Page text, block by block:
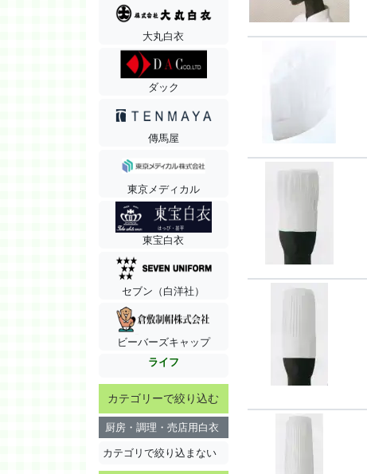
大丸白衣
ダック
傳馬屋
東京メディカル
東宝白衣
セブン（白洋社）
ビーバーズキャップ
ライフ
カテゴリーで絞り込む
厨房・調理・売店用白衣
カテゴリで絞り込まない